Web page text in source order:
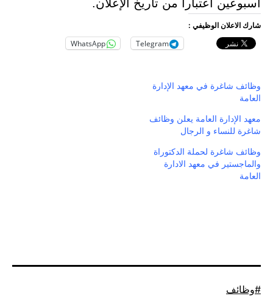
اسبوعين اعتباراً من تاريخ الإعلان.
شارك الاعلان الوظيفي :
Telegram
WhatsApp
وظائف شاغرة في معهد الإدارة
العامة
معهد الإدارة العامة يعلن وظائف
شاغرة للنساء و الرجال
وظائف شاغرة لحملة الدكتوراة
والماجستير في معهد الادارة
العامة
موسوم
وظائف